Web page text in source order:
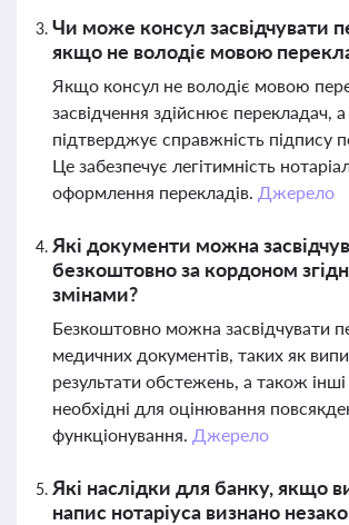
Чи може консул засвідчувати
якщо не володіє мовою
Якщо консул не володіє мовою
засвідчення здійснює перекладач,
підтверджує справжність підпису
Це забезпечує легітимність
оформлення перекладів. Джерело
Які документи можна
безкоштовно за кордоном
змінами?
Безкоштовно можна засвідчувати
медичних документів, таких як
результати обстежень, а також інші
необхідні для оцінювання
функціонування. Джерело
Які наслідки для банку, якщо
напис нотаріуса визнано